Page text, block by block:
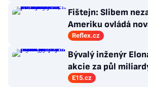
Saudková
Fištejn: Slibem
Ameriku ovládá
komunismu, která
zajeté pořádky
Reflex.cz
Bývalý inženýr
akcie za půl
příležitosti je pošle
E15.cz